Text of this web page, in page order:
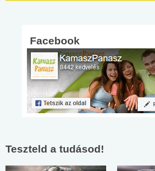
Facebook
Teszteld a tudásod!